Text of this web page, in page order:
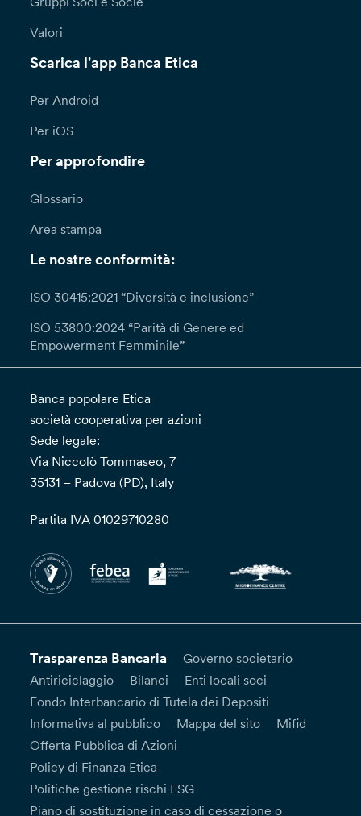
Valori
Scarica l'app Banca Etica
Per Android
Per iOS
Per approfondire
Glossario
Area stampa
Le nostre conformità:
ISO 30415:2021 “Diversità e inclusione”
ISO 53800:2024 “Parità di Genere ed
Empowerment Femminile”
Banca popolare Etica
società cooperativa per azioni
Sede legale:
Via Niccolò Tommaseo, 7
35131 – Padova (PD), Italy
Partita IVA 01029710280
Trasparenza Bancaria
Governo societario
Antiriciclaggio
Bilanci
Enti locali soci
Fondo Interbancario di Tutela dei Depositi
Informativa al pubblico
Mappa del sito
Mifid
Offerta Pubblica di Azioni
Policy di Finanza Etica
Politiche gestione rischi ESG
Piano di sostituzione in caso di cessazione o